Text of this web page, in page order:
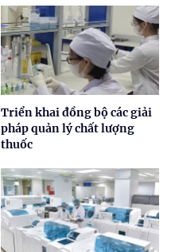
Triển khai đồng bộ các giải
pháp quản lý chất lượng
thuốc